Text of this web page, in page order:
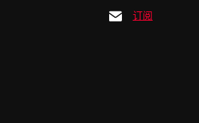
订阅